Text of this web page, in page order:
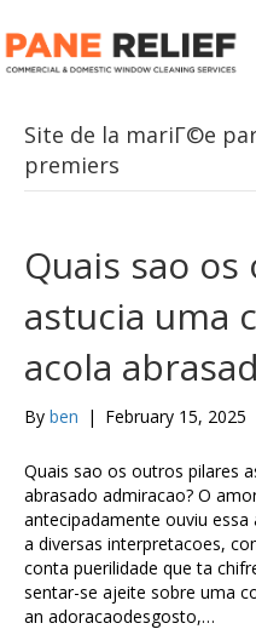
Site de la mariГ©e
premiers
Quais sao
astucia uma
acola
By ben | February 15, 2025
Quais sao os outros pilares
abrasado admiracao? O
antecipadamente ouviu
a diversas interpretacoes,
conta puerilidade que ta
sentar-se ajeite sobre uma
an adoracaodesgosto,…